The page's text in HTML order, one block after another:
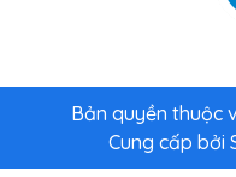
Cánh quạt 7 cánh được
hàng không cao cấp
xoáy ra ngoài, thu gió
Bản quyền thuộc
Cung cấp bởi